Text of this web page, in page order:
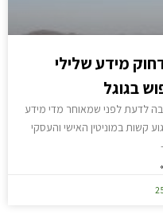
מידע שלילי
בגוגל
מגוגל ב-2026: מה חובה לדעת לפני שמאוחר מדי מידע
קשות במוניטין האישי והעסקי